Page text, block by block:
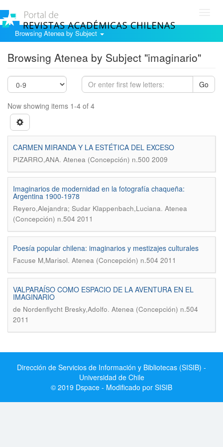
Browsing Atenea by Subject
Browsing Atenea by Subject "imaginario"
Go
Now showing items 1-4 of 4
CARMEN MIRANDA Y LA ESTÉTICA DEL EXCESO
PIZARRO,ANA. Atenea (Concepción) n.500 2009
Imaginarios de modernidad en la fotografía chaqueña:
Argentina 1900-1978
Reyero,Alejandra; Sudar Klappenbach,Luciana. Atenea
(Concepción) n.504 2011
Poesía popular chilena: imaginarios y mestizajes culturales
Facuse M,Marisol. Atenea (Concepción) n.504 2011
VALPARAÍSO COMO ESPACIO DE LA AVENTURA EN EL
IMAGINARIO
de Nordenflycht Bresky,Adolfo. Atenea (Concepción) n.504
2011
Dirección de Servicios de Información y Bibliotecas (SISIB) -
Universidad de Chile
© 2019 Dspace - Modificado por SISIB